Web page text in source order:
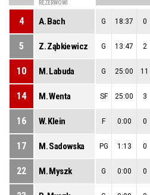
REZERWOWI
4 A. Bach G 18:37 0
5 Z. Ząbkiewicz G 13:47 2
10 M. Labuda G 25:00 11
14 M. Wenta SF 25:00 3
16 W. Klein F 0:00 0
17 M. Sadowska PG 1:13 0
22 M. Myszk G 0:00 0